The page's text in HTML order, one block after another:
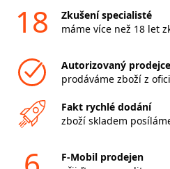
18
Zkušení specialisté
máme více než 18 let
Autorizovaný prodejce
prodáváme zboží z
Fakt rychlé dodání
zboží skladem
F-Mobil prodejen